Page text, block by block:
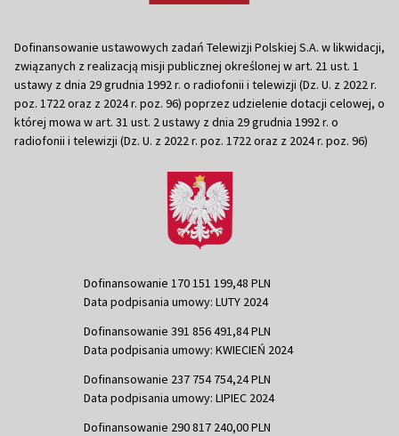
Dofinansowanie ustawowych zadań Telewizji Polskiej S.A. w likwidacji,
związanych z realizacją misji publicznej określonej w art. 21 ust. 1
ustawy z dnia 29 grudnia 1992 r. o radiofonii i telewizji (Dz. U. z 2022 r.
poz. 1722 oraz z 2024 r. poz. 96) poprzez udzielenie dotacji celowej, o
której mowa w art. 31 ust. 2 ustawy z dnia 29 grudnia 1992 r. o
radiofonii i telewizji (Dz. U. z 2022 r. poz. 1722 oraz z 2024 r. poz. 96)
Dofinansowanie 170 151 199,48 PLN
Data podpisania umowy: LUTY 2024
Dofinansowanie 391 856 491,84 PLN
Data podpisania umowy: KWIECIEŃ 2024
Dofinansowanie 237 754 754,24 PLN
Data podpisania umowy: LIPIEC 2024
Dofinansowanie 290 817 240,00 PLN